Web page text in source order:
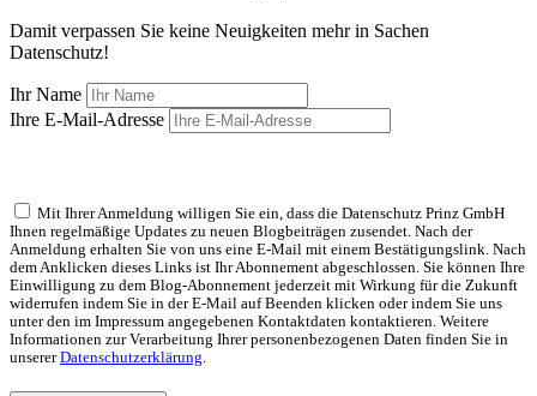
Damit verpassen Sie keine Neuigkeiten mehr in Sachen
Datenschutz!
Ihr Name
Ihre E-Mail-Adresse
Mit Ihrer Anmeldung willigen Sie ein, dass die Datenschutz Prinz GmbH
Ihnen regelmäßige Updates zu neuen Blogbeiträgen zusendet. Nach der
Anmeldung erhalten Sie von uns eine E-Mail mit einem Bestätigungslink. Nach
dem Anklicken dieses Links ist Ihr Abonnement abgeschlossen. Sie können Ihre
Einwilligung zu dem Blog-Abonnement jederzeit mit Wirkung für die Zukunft
widerrufen indem Sie in der E-Mail auf Beenden klicken oder indem Sie uns
unter den im Impressum angegebenen Kontaktdaten kontaktieren. Weitere
Informationen zur Verarbeitung Ihrer personenbezogenen Daten finden Sie in
unsererDatenschutzerklärung.